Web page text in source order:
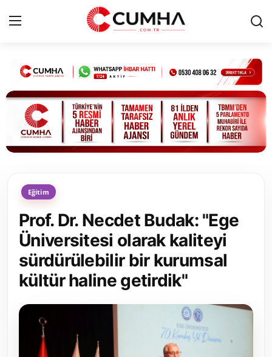
Kurumsal
Cumhurbaşkanlığı
Bakanlıklar
Siyasi Partiler
Yerel Yönetimler
Mülki İdare
Toplum ve Yaşam
Sivil Toplum Kuruluşları
Kamu Kurumları ve Üst Kurullar
Eğitim
Prof. Dr. Necdet Budak: "Ege
Üniversitesi olarak kaliteyi
sürdürülebilir bir kurumsal
kültür haline getirdik"